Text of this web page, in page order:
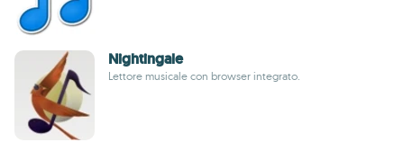
Nightingale
Lettore musicale con browser integrato.